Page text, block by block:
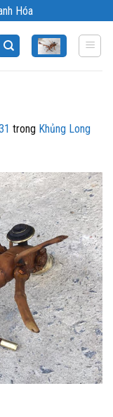
Hóa
trong Khủng Long